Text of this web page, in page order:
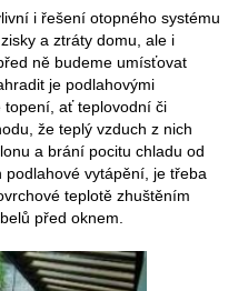
i řešení otopného systému
a ztráty domu, ale i
ně budeme umísťovat
je podlahovými
topení, ať teplovodní či
že teplý vzduch z nich
a brání pocitu chladu od
vytápění, je třeba
teplotě zhuštěním
před oknem.